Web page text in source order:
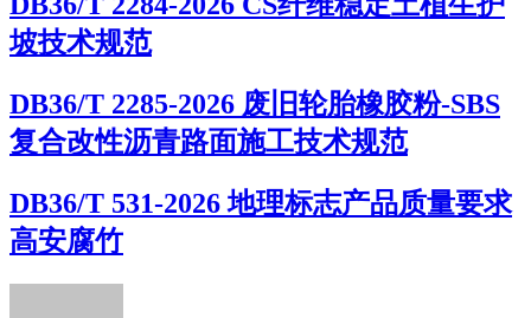
坡技术规范
DB36/T 2285-2026 废旧轮胎橡胶粉-SBS
复合改性沥青路面施工技术规范
DB36/T 531-2026 地理标志产品质量要求
高安腐竹